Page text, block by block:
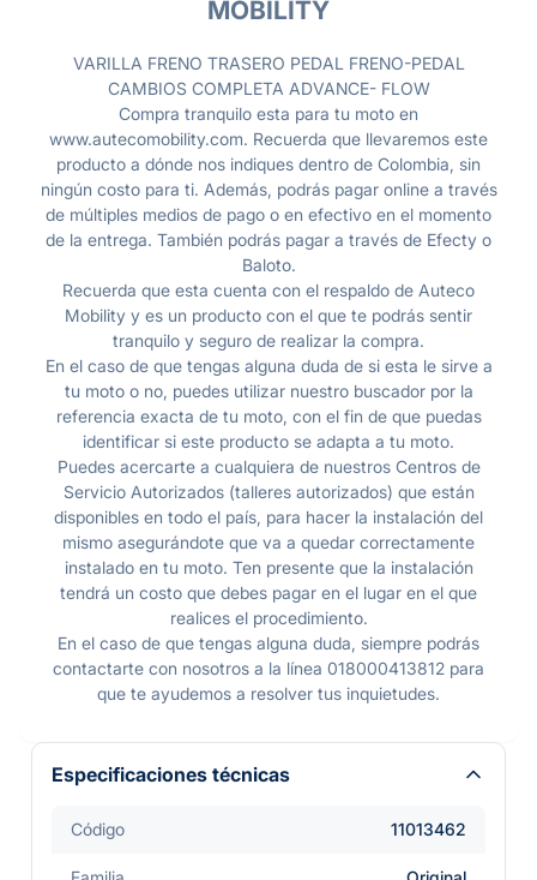
MOBILITY
VARILLA FRENO TRASERO PEDAL FRENO-PEDAL
CAMBIOS COMPLETA ADVANCE- FLOW
Compra tranquilo esta para tu moto en
www.autecomobility.com. Recuerda que llevaremos este
producto a dónde nos indiques dentro de Colombia, sin
ningún costo para ti. Además, podrás pagar online a través
de múltiples medios de pago o en efectivo en el momento
de la entrega. También podrás pagar a través de Efecty o
Baloto.
Recuerda que esta cuenta con el respaldo de Auteco
Mobility y es un producto con el que te podrás sentir
tranquilo y seguro de realizar la compra.
En el caso de que tengas alguna duda de si esta le sirve a
tu moto o no, puedes utilizar nuestro buscador por la
referencia exacta de tu moto, con el fin de que puedas
identificar si este producto se adapta a tu moto.
Puedes acercarte a cualquiera de nuestros Centros de
Servicio Autorizados (talleres autorizados) que están
disponibles en todo el país, para hacer la instalación del
mismo asegurándote que va a quedar correctamente
instalado en tu moto. Ten presente que la instalación
tendrá un costo que debes pagar en el lugar en el que
realices el procedimiento.
En el caso de que tengas alguna duda, siempre podrás
contactarte con nosotros a la línea 018000413812 para
que te ayudemos a resolver tus inquietudes.
Especificaciones técnicas
Código 11013462